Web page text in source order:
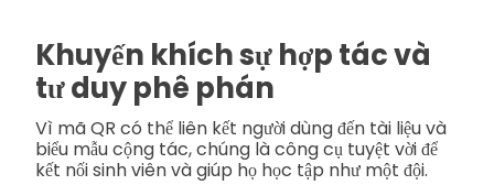
Khuyến khích sự hợp tác và
tư duy phê phán
Vì mã QR có thể liên kết người dùng đến tài liệu và
biểu mẫu cộng tác, chúng là công cụ tuyệt vời để
kết nối sinh viên và giúp họ học tập như một đội.